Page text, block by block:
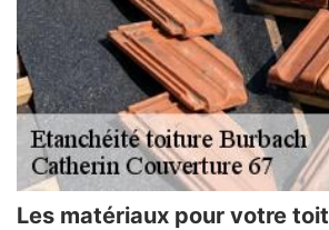
Les matériaux pour votre toit